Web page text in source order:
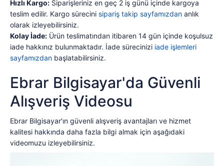
Hızlı Kargo: Siparişleriniz en geç 2 iş günü içinde kargoya
teslim edilir. Kargo sürecini sipariş takip sayfamızdan anlık
olarak izleyebilirsiniz.
Kolay İade: Ürün teslimatından itibaren 14 gün içinde koşulsuz
iade hakkınız bulunmaktadır. İade sürecinizi iade işlemleri
sayfamızdan başlatabilirsiniz.
Ebrar Bilgisayar'da Güvenli
Alışveriş Videosu
Ebrar Bilgisayar'ın güvenli alışveriş avantajları ve hizmet
kalitesi hakkında daha fazla bilgi almak için aşağıdaki
videomuzu izleyebilirsiniz.